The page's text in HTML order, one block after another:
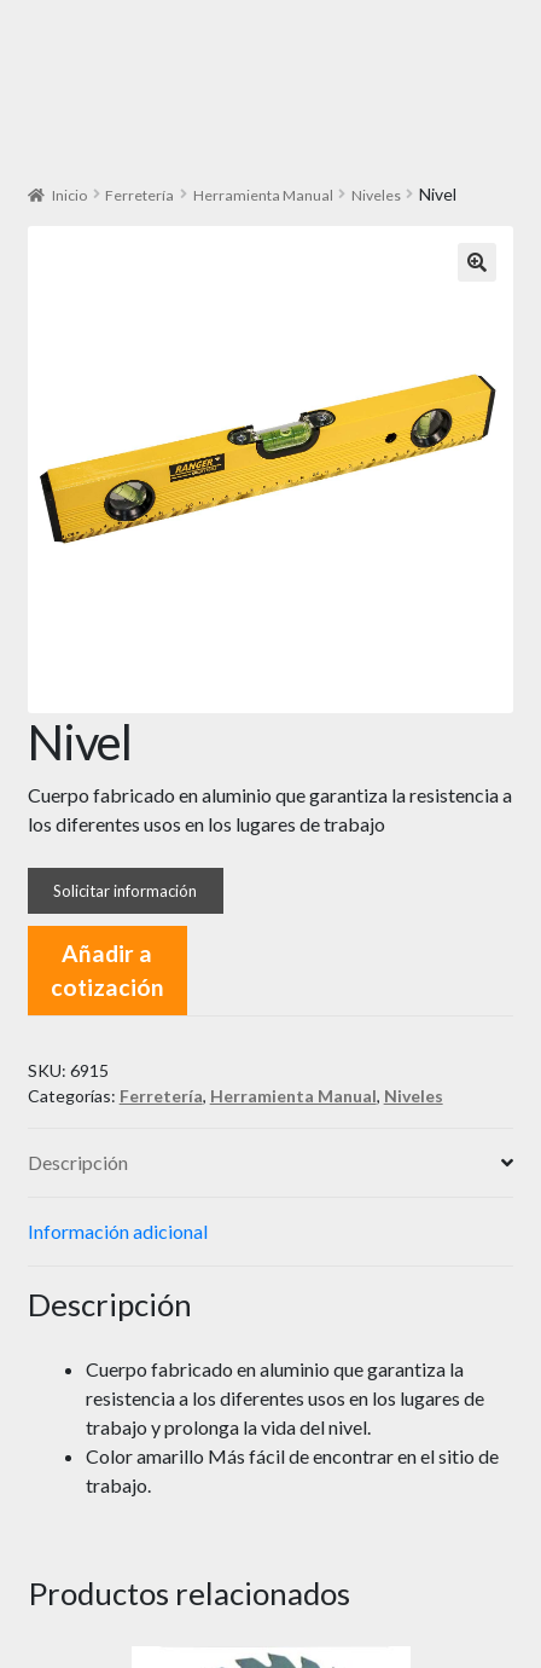
Inicio Ferretería Herramienta Manual Niveles Nivel
Nivel
Cuerpo fabricado en aluminio que garantiza la resistencia a
los diferentes usos en los lugares de trabajo
Añadir a
cotización
SKU: 6915
Categorías: Ferretería, Herramienta Manual, Niveles
Descripción
Información adicional
Descripción
Cuerpo fabricado en aluminio que garantiza la
resistencia a los diferentes usos en los lugares de
trabajo y prolonga la vida del nivel.
Color amarillo Más fácil de encontrar en el sitio de
trabajo.
Productos relacionados